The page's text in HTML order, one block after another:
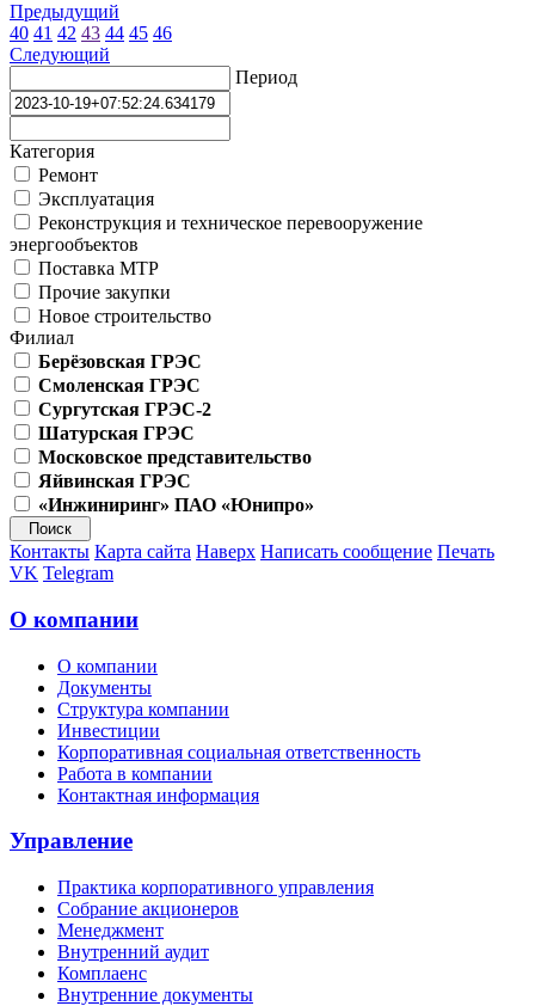
Предыдущий
40 41 42 43 44 45 46
Следующий
Период
Категория
Ремонт
Эксплуатация
Реконструкция и техническое перевооружение
энергообъектов
Поставка МТР
Прочие закупки
Новое строительство
Филиал
Берёзовская ГРЭС
Смоленская ГРЭС
Сургутская ГРЭС-2
Шатурская ГРЭС
Московское представительство
Яйвинская ГРЭС
«Инжиниринг» ПАО «Юнипро»
Контакты Карта сайта Наверх Написать сообщение Печать
VK Telegram
О компании
О компании
Документы
Структура компании
Инвестиции
Корпоративная социальная ответственность
Работа в компании
Контактная информация
Управление
Практика корпоративного управления
Собрание акционеров
Менеджмент
Внутренний аудит
Комплаенс
Внутренние документы